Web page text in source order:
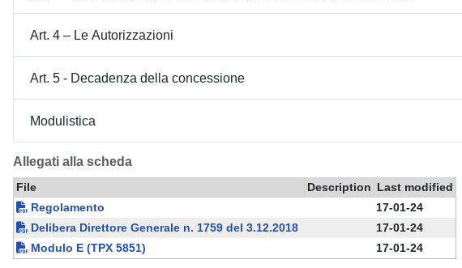
Art. 4 – Le Autorizzazioni
Art. 5 - Decadenza della concessione
Modulistica
Allegati alla scheda
File Description Last modified
Regolamento
17-01-24
Delibera Direttore Generale n. 1759 del 3.12.2018
17-01-24
Modulo E (TPX 5851)
17-01-24